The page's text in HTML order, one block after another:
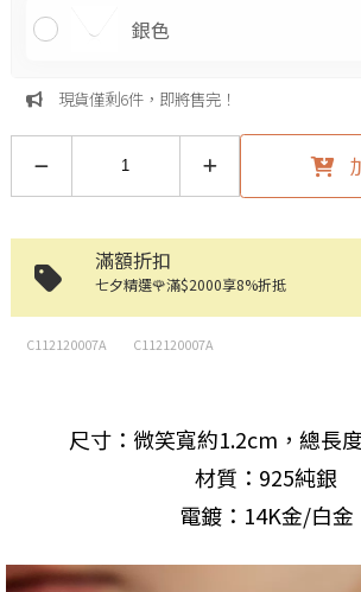
銀色
現貨僅剩6件，即將售完！
滿額折扣
七夕精選🌹滿$2000享8%折抵
C112120007A C112120007A
尺寸：微笑寬約1.2cm，總長
材質：925純銀
電鍍：14K金/白金